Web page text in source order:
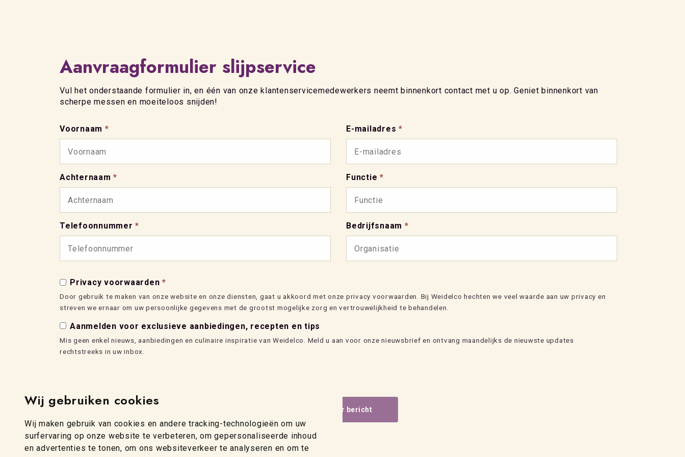
Wij gebruiken cookies
Wij maken gebruik van cookies en andere tracking-technologieën om uw
surfervaring op onze website te verbeteren, om gepersonaliseerde inhoud
en advertenties te tonen, om ons websiteverkeer te analyseren en om te
Aanvraagformulier slijpservice
Vul het onderstaande formulier in, en één van onze klantenservicemedewerkers neemt binnenkort contact met u op. Geniet binnenkort van
scherpe messen en moeiteloos snijden!
Voornaam *
Achternaam*
Telefoonnummer*
E-mailadres *
Functie *
Bedrijfsnaam *
Privacy voorwaarden *
Door gebruik te maken van onze website en onze diensten, gaat u akkoord met onze privacy voorwaarden. Bij Weidelco hechten we veel waarde aan uw privacy en
streven we ernaar om uw persoonlijke gegevens met de grootst mogelijke zorg en vertrouwelijkheid te behandelen.
Aanmelden voor exclusieve aanbiedingen, recepten en tips
Mis geen enkel nieuws, aanbiedingen en culinaire inspiratie van Weidelco. Meld u aan voor onze nieuwsbrief en ontvang maandelijks de nieuwste updates
rechtstreeks in uw inbox.